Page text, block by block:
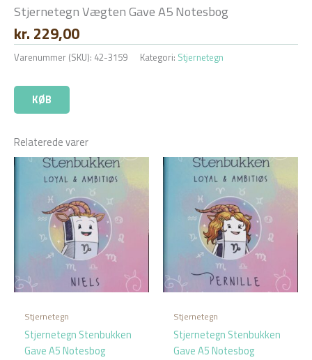
Stjernetegn Vægten Gave A5 Notesbog
kr. 229,00
Varenummer (SKU): 42-3159 Kategori: Stjernetegn
KØB
Relaterede varer
Stjernetegn
Stjernetegn Stenbukken
Gave A5 Notesbog
Stjernetegn
Stjernetegn Stenbukken
Gave A5 Notesbog